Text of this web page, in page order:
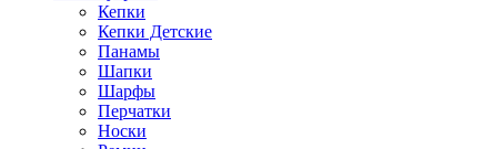
Кепки
Кепки Детские
Панамы
Шапки
Шарфы
Перчатки
Носки